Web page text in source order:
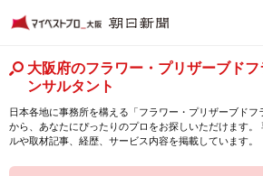
大阪府のフラワー・プリザーブド
ンサルタント
日本各地に事務所を構える「フラワー・プリザーブドフ
から、あなたにぴったりのプロをお探しいただけます。
ルや取材記事、経歴、サービス内容を掲載しています。